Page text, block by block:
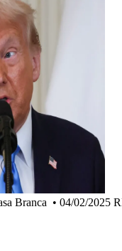
Branca • 04/02/2025